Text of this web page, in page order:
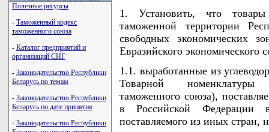
Полезные ресурсы
- Таможенный кодекс
таможенного союза
- Каталог предприятий и
организаций СНГ
- Законодательство Республики
Беларусь по темам
- Законодательство Республики
Беларусь по дате принятия
- Законодательство Республики
1. Установить, что
таможенной территории
свободных экономических
Евразийского экономического
1.1. выработанные из
Товарной номенклатуры
таможенного союза),
в Российской Федерации
поставляемого из иных